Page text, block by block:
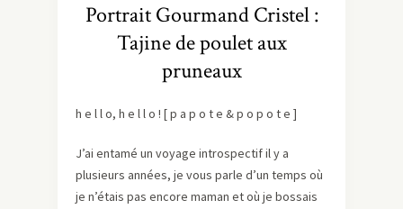
Portrait Gourmand Cristel :
Tajine de poulet aux
pruneaux
h e l l o, h e l l o ! [ p a p o t e & p o p o t e ]
J’ai entamé un voyage introspectif il y a
plusieurs années, je vous parle d’un temps où
je n’étais pas encore maman et où je bossais